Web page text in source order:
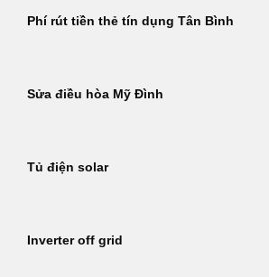
Phí rút tiền thẻ tín dụng Tân Bình
Sửa điều hòa Mỹ Đình
Tủ điện solar
Inverter off grid